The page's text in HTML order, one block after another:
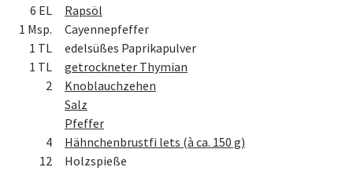
Menge
Zutat
6 EL
Rapsöl
1 Msp.
Cayennepfeffer
1 TL
edelsüßes Paprikapulver
1 TL
getrockneter Thymian
2
Knoblauchzehen
Salz
Pfeffer
4
Hähnchenbrustfi lets (à ca. 150 g)
12
Holzspieße